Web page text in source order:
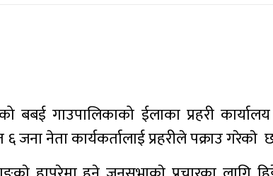
बबई गाउपालिकाको ईलाका प्रहरी
जना नेता कार्यकर्तालाई प्रहरीले पक्राउ गरेकाे